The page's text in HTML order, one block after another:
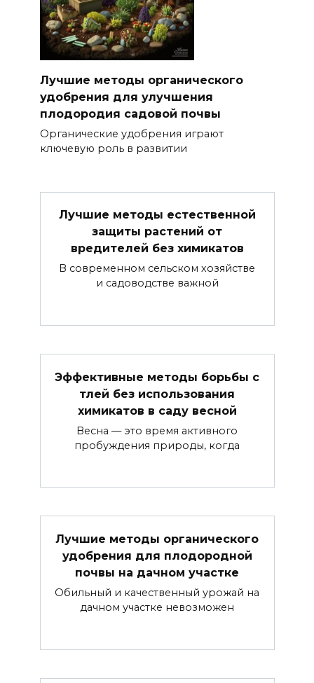
Лучшие методы органического
удобрения для улучшения
плодородия садовой почвы
Органические удобрения играют
ключевую роль в развитии
Лучшие методы естественной
защиты растений от
вредителей без химикатов
В современном сельском хозяйстве
и садоводстве важной
Эффективные методы борьбы с
тлей без использования
химикатов в саду весной
Весна — это время активного
пробуждения природы, когда
Лучшие методы органического
удобрения для плодородной
почвы на дачном участке
Обильный и качественный урожай на
дачном участке невозможен